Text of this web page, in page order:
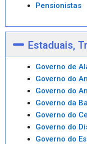
Pensionistas
Estaduais,
Governo de
Governo do
Governo do
Governo da
Governo do
Governo do
Governo do